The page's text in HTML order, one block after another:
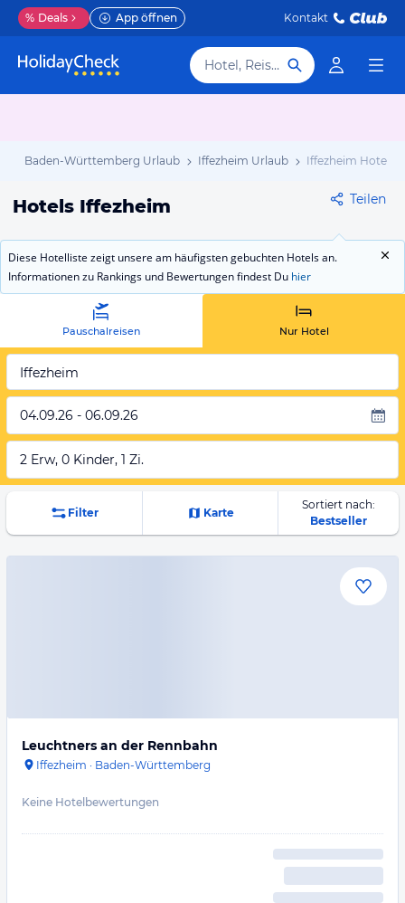
% Deals App öffnen Kontakt
Hotel, Reiseziel
Baden-Württemberg Urlaub Iffezheim Urlaub Iffezheim Hotels
Hotels Iffezheim Teilen
Diese Hotelliste zeigt unsere am häufigsten gebuchten Hotels an.
Informationen zu Rankings und Bewertungen findest Du hier
Pauschalreisen Nur Hotel
Iffezheim
04.09.26 - 06.09.26
2 Erw, 0 Kinder, 1 Zi.
Filter Karte
Sortiert nach:
Bestseller
Leuchtners an der Rennbahn
Iffezheim · Baden-Württemberg
Keine Hotelbewertungen